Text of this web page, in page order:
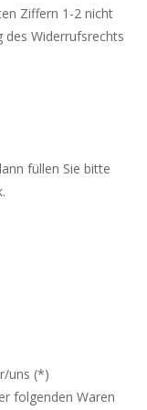
Ziffern 1-2 nicht
des Widerrufsrechts
füllen Sie bitte
uns (*)
folgenden Waren